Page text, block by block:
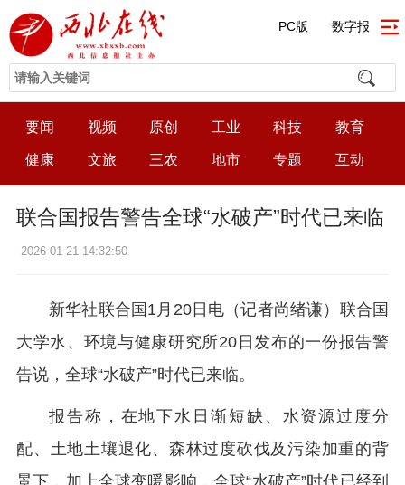
PC版 数字报
要闻 视频 原创 工业 科技 教育
健康 文旅 三农 地市 专题 互动
联合国报告警告全球“水破产”时代已来临
2026-01-21 14:32:50
新华社联合国1月20日电（记者尚绪谦）联合国
大学水、环境与健康研究所20日发布的一份报告警
告说，全球“水破产”时代已来临。
报告称，在地下水日渐短缺、水资源过度分
配、土地土壤退化、森林过度砍伐及污染加重的背
景下，加上全球变暖影响，全球“水破产”时代已经到